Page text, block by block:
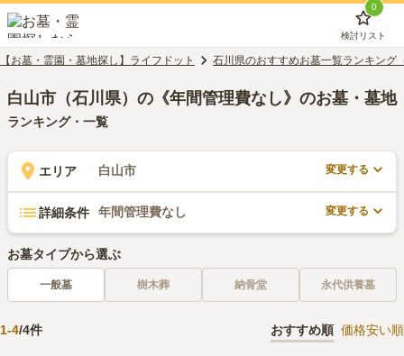
0
検討リスト
【お墓・霊園・墓地探し】ライフドット 石川県のおすすめお墓一覧ランキング
白山市（石川県）の《年間管理費なし》のお墓・墓地
ランキング・一覧
エリア 白山市 変更する
詳細条件 年間管理費なし 変更する
お墓タイプから選ぶ
一般墓 樹木葬 納骨堂 永代供養墓
1-4/4件 おすすめ順 価格安い順